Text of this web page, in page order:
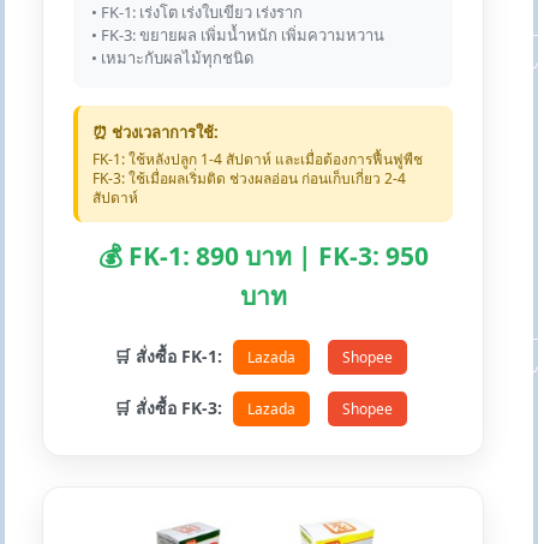
• FK-1: เร่งโต เร่งใบเขียว เร่งราก
• FK-3: ขยายผล เพิ่มน้ำหนัก เพิ่มความหวาน
• เหมาะกับผลไม้ทุกชนิด
⏰ ช่วงเวลาการใช้:
FK-1: ใช้หลังปลูก 1-4 สัปดาห์ และเมื่อต้องการฟื้นฟูพืช
FK-3: ใช้เมื่อผลเริ่มติด ช่วงผลอ่อน ก่อนเก็บเกี่ยว 2-4
สัปดาห์
💰 FK-1: 890 บาท | FK-3: 950
บาท
🛒 สั่งซื้อ FK-1: Lazada Shopee
🛒 สั่งซื้อ FK-3: Lazada Shopee